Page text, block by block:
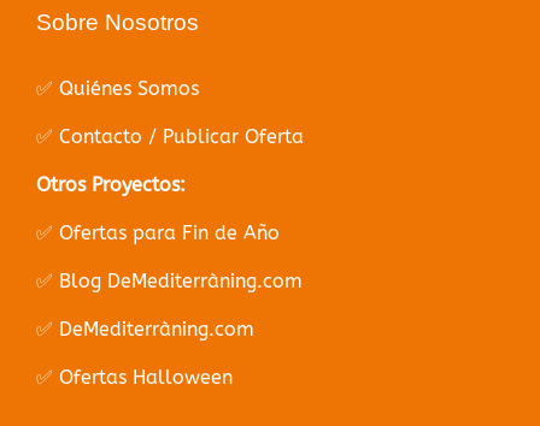
Sobre Nosotros
✅ Quiénes Somos
✅ Contacto / Publicar Oferta
Otros Proyectos:
✅ Ofertas para Fin de Año
✅ Blog DeMediterràning.com
✅ DeMediterràning.com
✅ Ofertas Halloween